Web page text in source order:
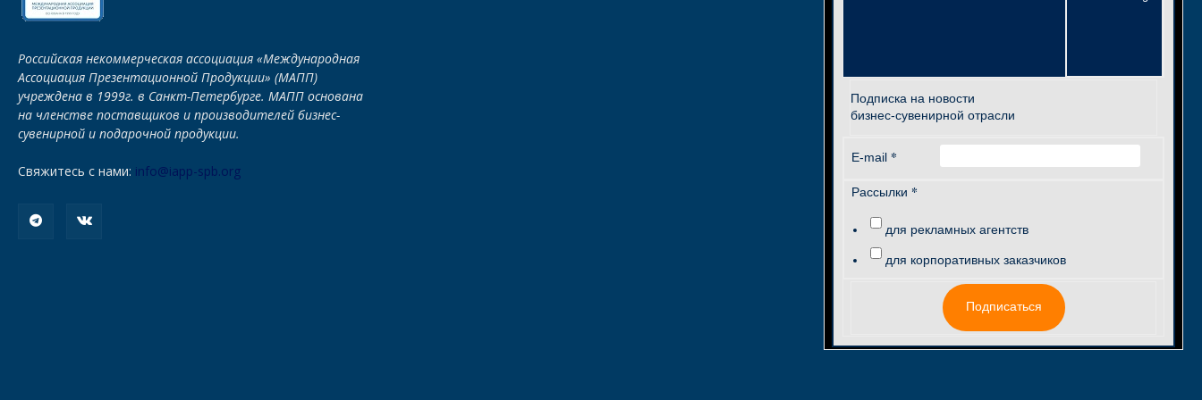
Российская некоммерческая ассоциация «Международная
Ассоциация Презентационной Продукции» (МАПП)
учреждена в 1999г. в Санкт-Петербурге. МАПП основана
на членстве поставщиков и производителей бизнес-
сувенирной и подарочной продукции.
Свяжитесь с нами: info@iapp-spb.org
Подписка на новости
бизнес-сувенирной отрасли
E-mail *
Рассылки *
для рекламных агентств
для корпоративных заказчиков
Подписаться